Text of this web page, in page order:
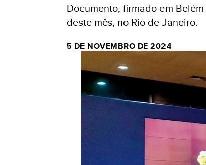
Documento, firmado em
deste mês, no Rio de Janeiro.
5 DE NOVEMBRO DE 2024